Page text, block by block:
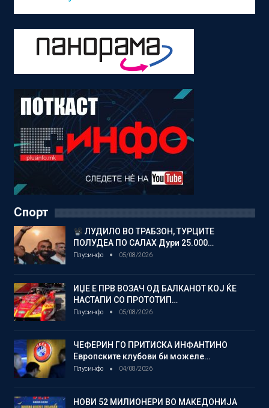
Спорт
ЛУДИЛО ВО ТРАБЗОН, ТУРЦИТЕ
ПОЛУДЕА ПО САЛАХ Дури 25.000…
Плусинфо 05/08/2026
ИЏЕ Е ПРВ ВОЗАЧ ОД БАЛКАНОТ КОЈ ЌЕ
НАСТАПИ СО ПРОТОТИП…
Плусинфо 05/08/2026
ЧЕФЕРИН ГО ПРИТИСКА ИНФАНТИНО
Европските клубови би можеле…
Плусинфо 04/08/2026
НОВИ 52 МИЛИОНЕРИ ВО МАКЕДОНИЈА